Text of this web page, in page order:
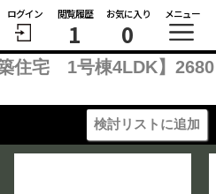
ログイン 閲覧履歴
1
お気に入り
0
メニュー
住宅 1号棟4LDK】2680
検討リストに追加